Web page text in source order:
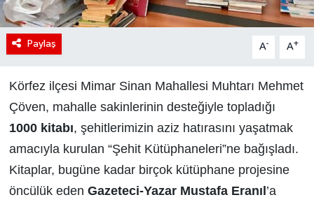
Paylaş A- A+
Körfez ilçesi Mimar Sinan Mahallesi Muhtarı Mehmet
Çöven, mahalle sakinlerinin desteğiyle topladığı
1000 kitabı, şehitlerimizin aziz hatırasını yaşatmak
amacıyla kurulan “Şehit Kütüphaneleri”ne bağışladı.
Kitaplar, bugüne kadar birçok kütüphane projesine
öncülük eden Gazeteci-Yazar Mustafa Eranıl ’a